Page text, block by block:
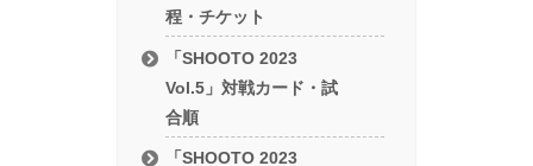
程・チケット
「SHOOTO 2023
Vol.5」対戦カード・試
合順
「SHOOTO 2023